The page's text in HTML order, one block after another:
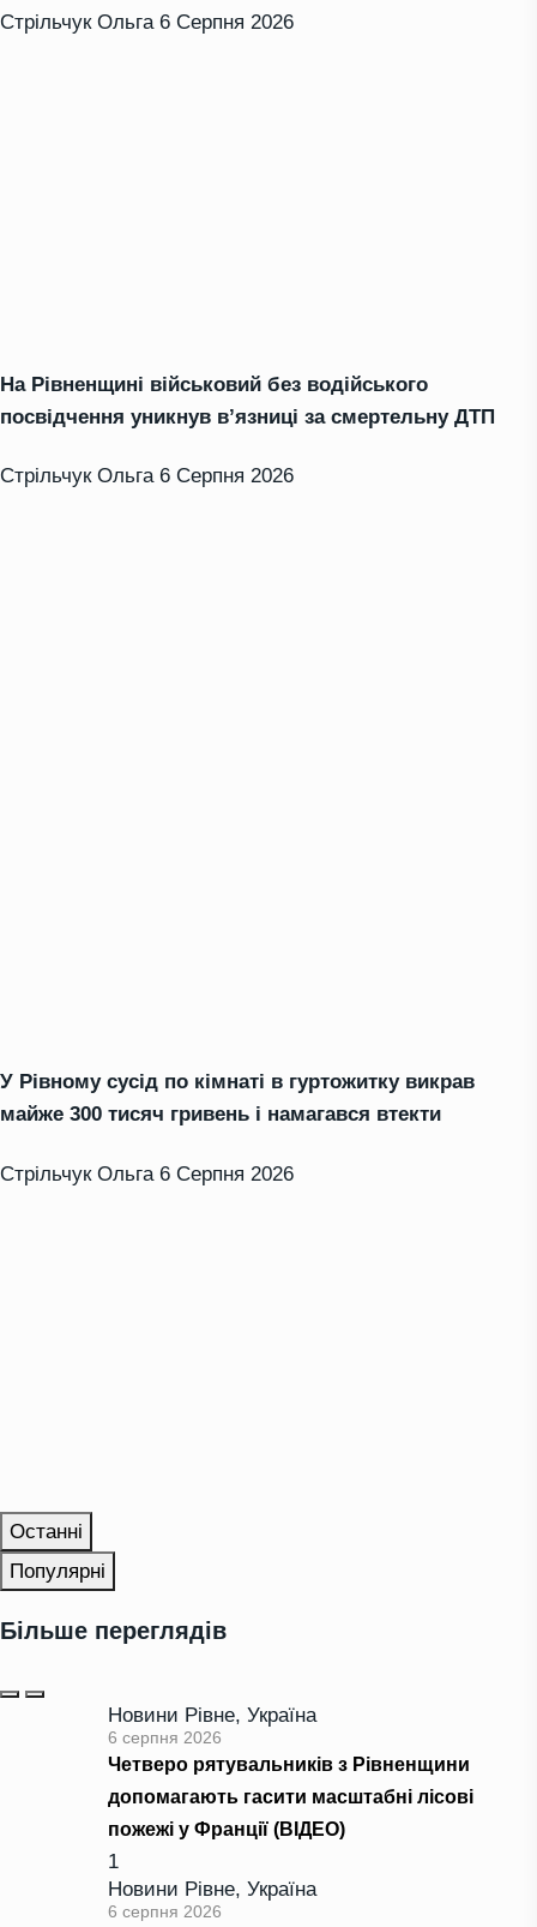
Стрільчук Ольга 6 Серпня 2026
На Рівненщині військовий без водійського
посвідчення уникнув в’язниці за смертельну ДТП
Стрільчук Ольга 6 Серпня 2026
У Рівному сусід по кімнаті в гуртожитку викрав
майже 300 тисяч гривень і намагався втекти
Стрільчук Ольга 6 Серпня 2026
Останні
Популярні
Більше переглядів
Новини Рівне, Україна
6 серпня 2026
Четверо рятувальників з Рівненщини
допомагають гасити масштабні лісові
пожежі у Франції (ВІДЕО)
1
Новини Рівне, Україна
6 серпня 2026